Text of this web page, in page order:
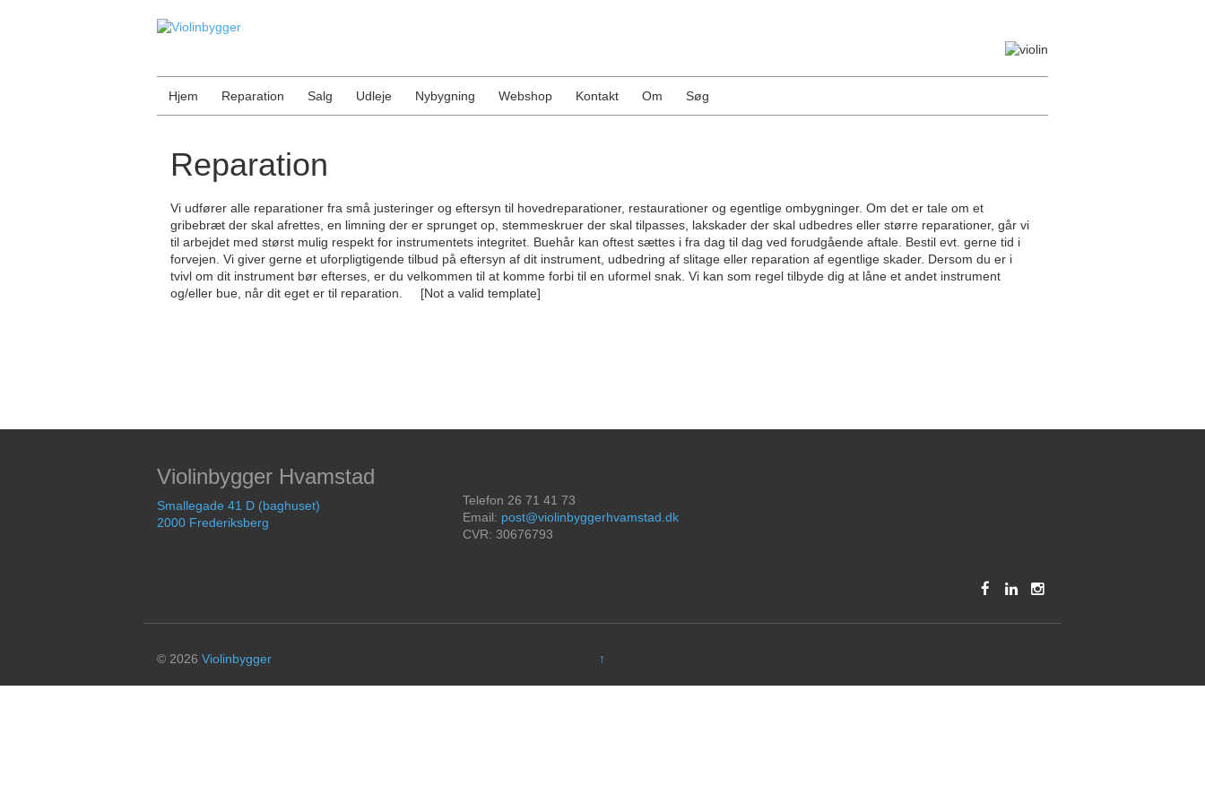
Hjem Reparation Salg Udleje Nybygning Webshop Kontakt Om Søg
Reparation
Vi udfører alle reparationer fra små justeringer og eftersyn til hovedreparationer, restaurationer og egentlige ombygninger. Om det er tale om et
gribebræt der skal afrettes, en limning der er sprunget op, stemmeskruer der skal tilpasses, lakskader der skal udbedres eller større reparationer, går vi
til arbejdet med størst mulig respekt for instrumentets integritet. Buehår kan oftest sættes i fra dag til dag ved forudgående aftale. Bestil evt. gerne tid i
forvejen. Vi giver gerne et uforpligtigende tilbud på eftersyn af dit instrument, udbedring af slitage eller reparation af egentlige skader. Dersom du er i
tvivl om dit instrument bør efterses, er du velkommen til at komme forbi til en uformel snak. Vi kan som regel tilbyde dig at låne et andet instrument
og/eller bue, når dit eget er til reparation. [Not a valid template]
Violinbygger Hvamstad
Smallegade 41 D (baghuset)
2000 Frederiksberg
Telefon 26 71 41 73
Email: post@violinbyggerhvamstad.dk
CVR: 30676793
© 2026 Violinbygger ↑